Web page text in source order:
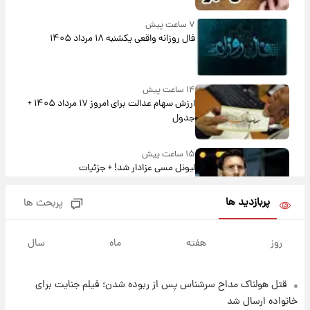
۷ ساعت پیش
فال روزانه واقعی یکشنبه ۱۸ مرداد ۱۴۰۵
۱۴ ساعت پیش
ارزش سهام عدالت برای امروز ۱۷ مرداد ۱۴۰۵ +
جدول
۱۵ ساعت پیش
لیونل مسی عزادار شد! + جزئیات
جهانی در آمریکا + فیلم
۱۹ ساعت پیش
پربازدید ها پربحث ها
روز هفته ماه سال
قتل هولناک مداح سرشناس پس از ربوده شدن؛ فیلم جنایت برای
خانواده ارسال شد